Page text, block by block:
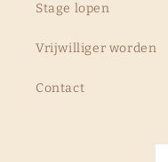
Stage lopen
Vrijwilliger worden
Contact